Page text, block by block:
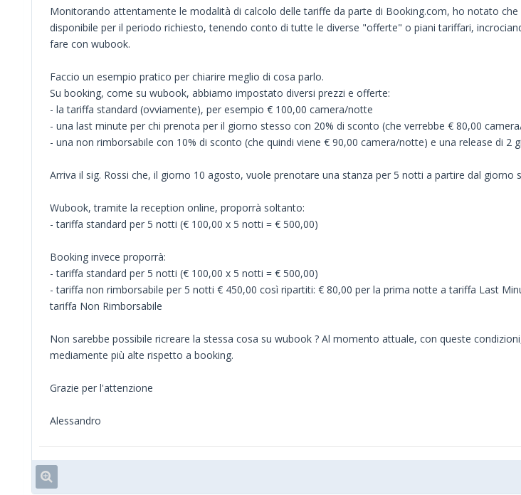
Monitorando attentamente le modalità di calcolo delle tariffe da parte di Booking.com, ho notato
disponibile per il periodo richiesto, tenendo conto di tutte le diverse "offerte" o piani tariffari,
fare con wubook.
Faccio un esempio pratico per chiarire meglio di cosa parlo.
Su booking, come su wubook, abbiamo impostato diversi prezzi e offerte:
- la tariffa standard (ovviamente), per esempio € 100,00 camera/notte
- una last minute per chi prenota per il giorno stesso con 20% di sconto (che verrebbe € 80,00
- una non rimborsabile con 10% di sconto (che quindi viene € 90,00 camera/notte) e una release di
Arriva il sig. Rossi che, il giorno 10 agosto, vuole prenotare una stanza per 5 notti a partire dal giorno
Wubook, tramite la reception online, proporrà soltanto:
- tariffa standard per 5 notti (€ 100,00 x 5 notti = € 500,00)
Booking invece proporrà:
- tariffa standard per 5 notti (€ 100,00 x 5 notti = € 500,00)
- tariffa non rimborsabile per 5 notti € 450,00 così ripartiti: € 80,00 per la prima notte a tariffa Last
tariffa Non Rimborsabile
Non sarebbe possibile ricreare la stessa cosa su wubook ? Al momento attuale, con queste
mediamente più alte rispetto a booking.
Grazie per l'attenzione
Alessandro